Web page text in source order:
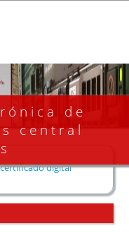
de
central
digital